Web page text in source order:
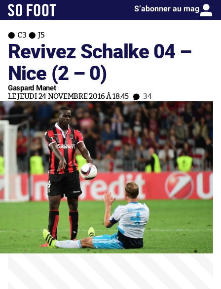
S’abonner au mag
C3 J5
Revivez Schalke 04 –
Nice (2 – 0)
Gaspard Manet
LE JEUDI 24 NOVEMBRE 2016 À 18:45 34